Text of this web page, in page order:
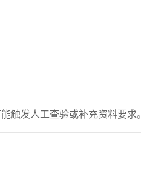
触发人工查验或补充资料要求。